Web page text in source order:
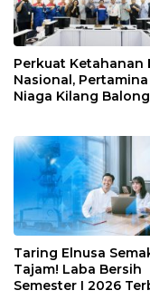
Perkuat Ketahanan
Nasional,
Niaga Kilang
Taring Elnusa
Tajam! Laba Bersih
Semester I 2026